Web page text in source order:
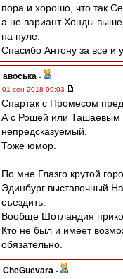
пора и хорошо, что так
а не вариант Хонды
на нуле.
Спасибо Антону за все и
авоська -
01 сен 2018 09:03
Спартак с Промесом
А с Рошей или Ташаевым
непредсказуемый.
Тоже юмор.
По мне Глазго крутой
Эдинбург
съездить.
Вообще Шотландия
Кто не был и имеет
обязательно.
CheGuevara -